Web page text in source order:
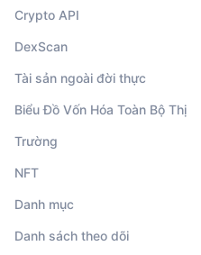
Crypto API
DexScan
Tài sản ngoài đời thực
Biểu Đồ Vốn Hóa Toàn Bộ Thị
Trường
NFT
Danh mục
Danh sách theo dõi